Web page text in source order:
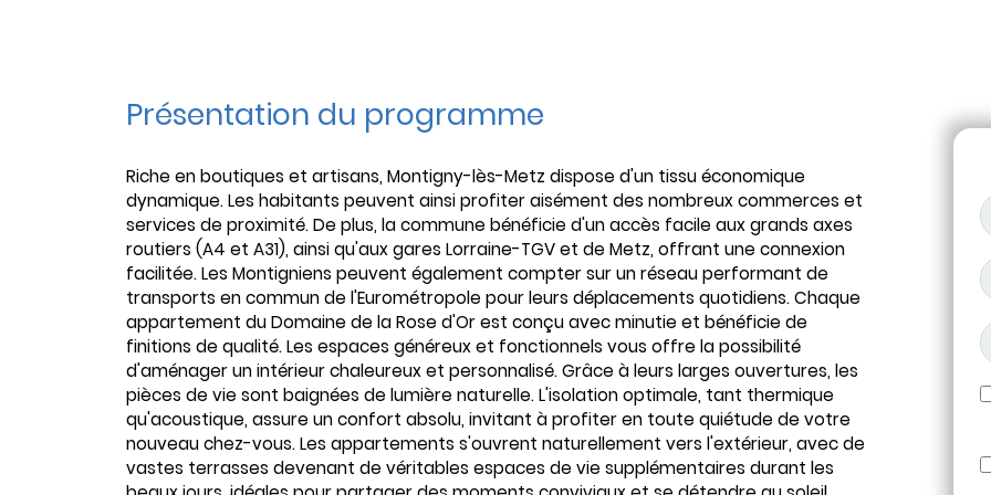
Présentation du programme
Riche en boutiques et artisans, Montigny-lès-Metz dispose d'un tissu économique
dynamique. Les habitants peuvent ainsi profiter aisément des nombreux commerces et
services de proximité. De plus, la commune bénéficie d'un accès facile aux grands axes
routiers (A4 et A31), ainsi qu'aux gares Lorraine-TGV et de Metz, offrant une connexion
facilitée. Les Montigniens peuvent également compter sur un réseau performant de
transports en commun de l'Eurométropole pour leurs déplacements quotidiens. Chaque
appartement du Domaine de la Rose d'Or est conçu avec minutie et bénéficie de
finitions de qualité. Les espaces généreux et fonctionnels vous offre la possibilité
d'aménager un intérieur chaleureux et personnalisé. Grâce à leurs larges ouvertures, les
pièces de vie sont baignées de lumière naturelle. L'isolation optimale, tant thermique
qu'acoustique, assure un confort absolu, invitant à profiter en toute quiétude de votre
nouveau chez-vous. Les appartements s'ouvrent naturellement vers l'extérieur, avec de
vastes terrasses devenant de véritables espaces de vie supplémentaires durant les